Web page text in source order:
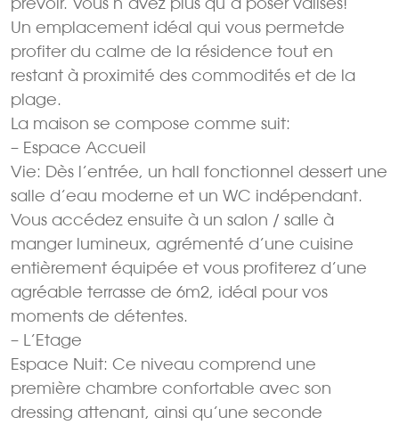
Un emplacement idéal qui vous permetde
profiter du calme de la résidence tout en
restant à proximité des commodités et de la
plage.
La maison se compose comme suit:
– Espace Accueil
Vie: Dès l’entrée, un hall fonctionnel dessert une
salle d’eau moderne et un WC indépendant.
Vous accédez ensuite à un salon / salle à
manger lumineux, agrémenté d’une cuisine
entièrement équipée et vous profiterez d’une
agréable terrasse de 6m2, idéal pour vos
moments de détentes.
– L’Etage
Espace Nuit: Ce niveau comprend une
première chambre confortable avec son
dressing attenant, ainsi qu’une seconde